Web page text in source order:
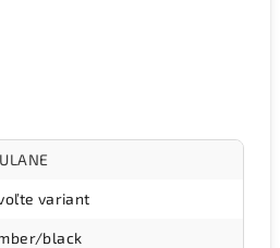
variant
black